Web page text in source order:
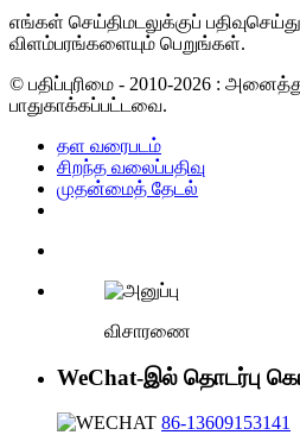
எங்கள் செய்திமடலுக்குப்
விளம்பரங்களையும் பெறுங்கள்.
© பதிப்புரிமை - 2010-2026 :
பாதுகாக்கப்பட்டவை.
தள வரைபடம்
சிறந்த வலைப்பதிவு
முதன்மைத் தேடல்
விசாரணை
WeChat-இல் தொடர்பு
86-13609153141